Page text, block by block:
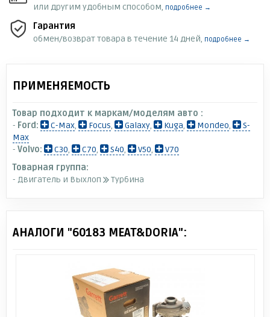
или другим удобным способом, подробнее →
Гарантия
обмен/возврат товара в течение 14 дней, подробнее →
ПРИМЕНЯЕМОСТЬ
Товар подходит к маркам/моделям авто :
- Ford: C-Max, Focus, Galaxy, Kuga, Mondeo,
S-
Max
- Volvo: C30, C70, S40, V50,
V70
Товарная группа:
- Двигатель и Выхлоп
Турбина
АНАЛОГИ "60183 MEAT&DORIA":